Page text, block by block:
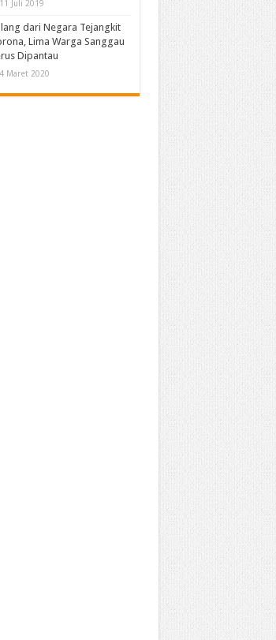
11 Juli 2019
dari Negara Tejangkit
Lima Warga Sanggau
Dipantau
4 Maret 2020